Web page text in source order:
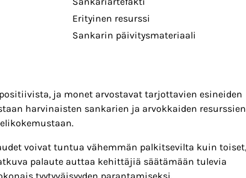
Erityinen resurssi
Sankarin päivitysmateriaali
ja monet arvostavat tarjottavien esineiden
harvinaisten sankarien ja arvokkaiden resurssien
voivat tuntua vähemmän palkitsevilta kuin toiset,
palaute auttaa kehittäjiä säätämään tulevia